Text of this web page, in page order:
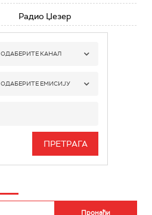
Радио Џезер
ОДАБЕРИТЕ КАНАЛ
РАДИО БЕОГРАД 1
РАДИО БЕОГРАД 3
РАДИО РОКЕНРОЛЕР
ОДАБЕРИТЕ ЕМИСИЈУ
ИНФО